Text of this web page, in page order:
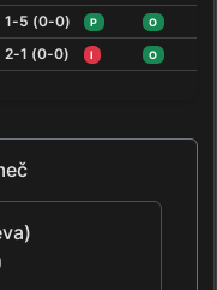
1-5 (0-0) P O
2-1 (0-0) I O